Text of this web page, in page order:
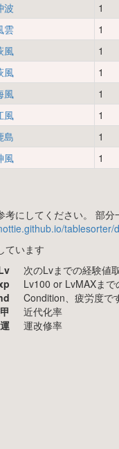
波
1
雲
1
風
1
風
1
風
1
風
1
島
1
風 1
考にしてください。 部
ています
次のLvまでの経験値
Lv100 or LvMAXま
Condition、疲労度で
近代化率
運
運改修率